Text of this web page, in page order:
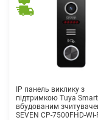
IP панель виклику з
підтримкою Tuya Smart
вбудованим
SEVEN CP-7500FHD-